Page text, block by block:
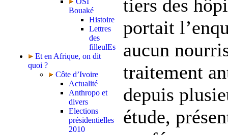
Bouaké
Histoire
Lettres
des
filleulEs
Et en Afrique, on dit
quoi ?
Côte d’Ivoire
Actualité
Anthropo et
divers
Elections
présidentielles
2010
tiers des
portait
aucun
traitement
depuis
étude,